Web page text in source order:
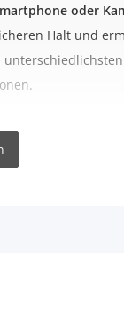
oder
Halt und
unterschiedlichsten
Blick
für Foto-